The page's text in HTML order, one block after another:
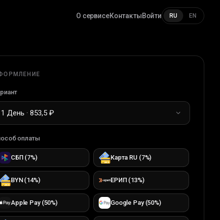
О сервисеКонтактыВойти RU EN
1 День · 853,5 ₽
оплаты
СБП (7%) Карта RU (7%)
BYN(14%) ЕРИП (13%)
Apple Pay(50%) Google Pay(50%)